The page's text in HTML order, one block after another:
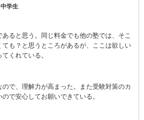
中学生
ると思う。同じ料金でも他の塾では、そこ
ても？と思うところがあるが、ここは欲しい
くれている。
で、理解力が高まった。また受験対策のカ
で安心してお願いできている。